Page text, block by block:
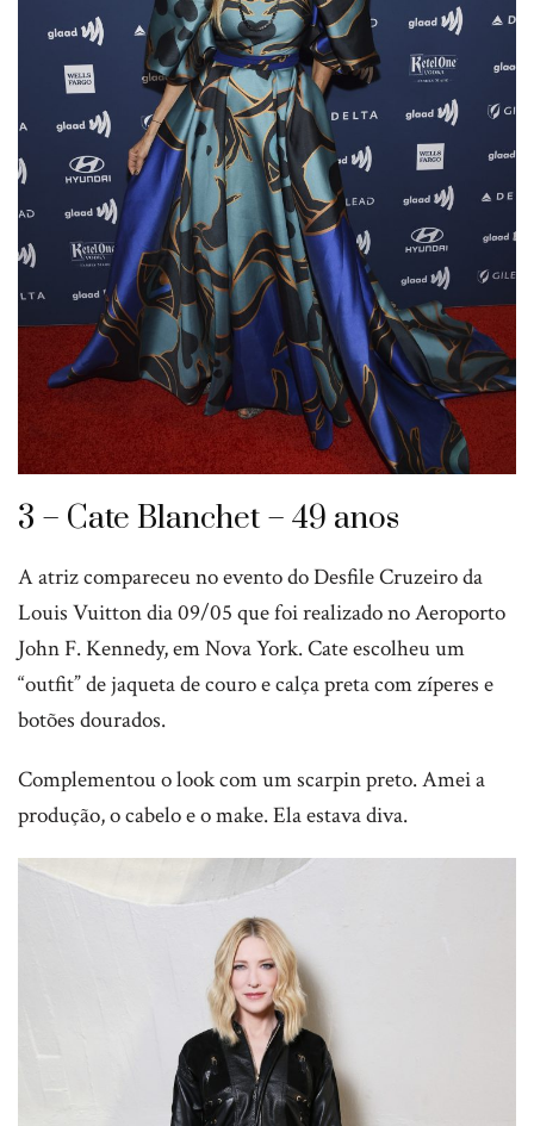
3 – Cate Blanchet – 49 anos
A atriz compareceu no evento do Desfile Cruzeiro da
Louis Vuitton dia 09/05 que foi realizado no Aeroporto
John F. Kennedy, em Nova York. Cate escolheu um
“outfit” de jaqueta de couro e calça preta com zíperes e
botões dourados.
Complementou o look com um scarpin preto. Amei a
produção, o cabelo e o make. Ela estava diva.